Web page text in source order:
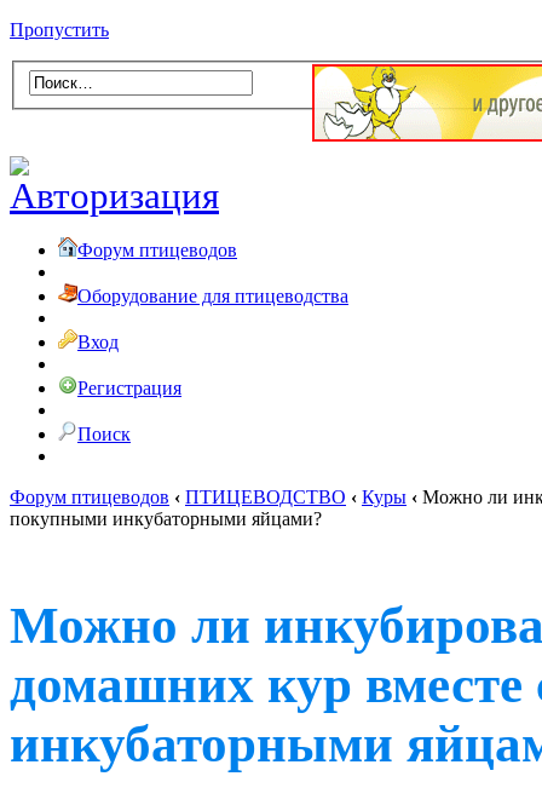
Пропустить
Форум птицеводов
Оборудование для птицеводства
Вход
Регистрация
Поиск
Форум птицеводов ‹ ПТИЦЕВОДСТВО ‹ Куры ‹ Можно ли
покупными инкубаторными яйцами?
Можно ли
домашних кур
инкубаторными